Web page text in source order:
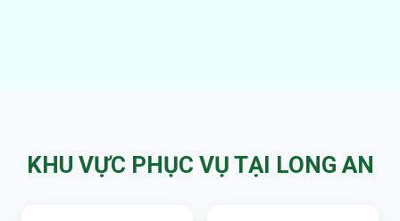
KHU VỰC PHỤC VỤ TẠI LONG AN